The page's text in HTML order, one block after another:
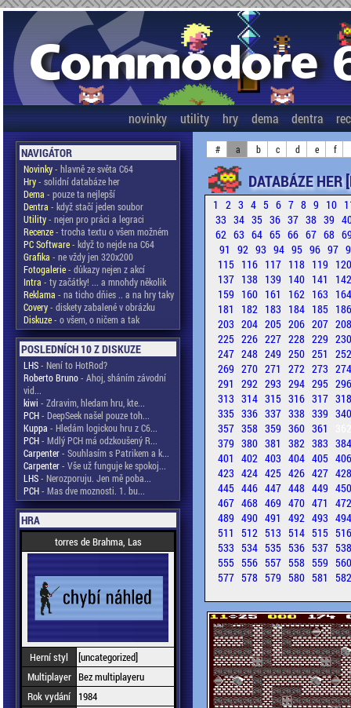
novinky utility hry dema dentra
NAVIGÁTOR
Novinky- hlavně ze světa C64
Hry- solidní databáze her
Dema - pouze ta nejlepší
Dentra - když stačí jeden soubor
Utility- nejen pro práci a legraci
Recenze- trocha textu o všem možném
PC Software- když to nejde na C64
Grafika - ne vždy jen 320x200
Fotogalerie- důkazy nejen z akcí
Intra - ty začátky! ... a mnohdy několik
Reklama - na ticho dňies .. a na hry taky
Covery- diskety zabalené v obrázku
Diskuze- o všem, o ničem a tak
POSLEDNÍCH 10 Z DISKUZE
LHS- Není to HotRod?
Roberto Bruno- Ahoj, sháním závodní
vid...
kiwi - Zdravim, hledam hru, kte...
PCH- DeepSeek našel pouze toh...
Kuppa - Hledám logickou hru z C6...
PCH- Mdlý PCH má odzkoušený R...
Carpenter- Souhlasím s Patrikem a k...
Carpenter- Vše už funguje ke spokoj...
LHS- Nerozporuju. Jen mě poba...
PCH- Mas dve moznosti. 1. bu...
HRA
torres de Brahma, Las
Herní styl
[uncategorized]
Multiplayer Bez multiplayeru
Rok vydání
1984
# a b c d e f
DATABÁZE
1 2 3 4 5 6 7 8 9 10
33 34 35 36 37 38 39
62 63 64 65 66 67 68
91 92 93 94 95 96 97
115 116 117 118 119
137 138 139 140 141
159 160 161 162 163
181
182 183 184 185
203 204 205 206 207
225 226 227 228 229
247 248 249 250 251
269 270 271 272 273
291 292 293 294 295
313 314 315 316 317
335 336 337 338 339
357 358 359 360 361
379 380 381 382 383
401 402 403 404 405
423 424 425 426 427
445 446 447 448 449
467 468 469 470 471
489 490 491 492 493
511 512 513 514 515
533 534 535 536 537
555 556 557 558 559
577 578 579 580 581